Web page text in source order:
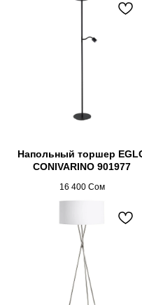
Напольный торшер
CONIVARINO 901977
16 400 Сом